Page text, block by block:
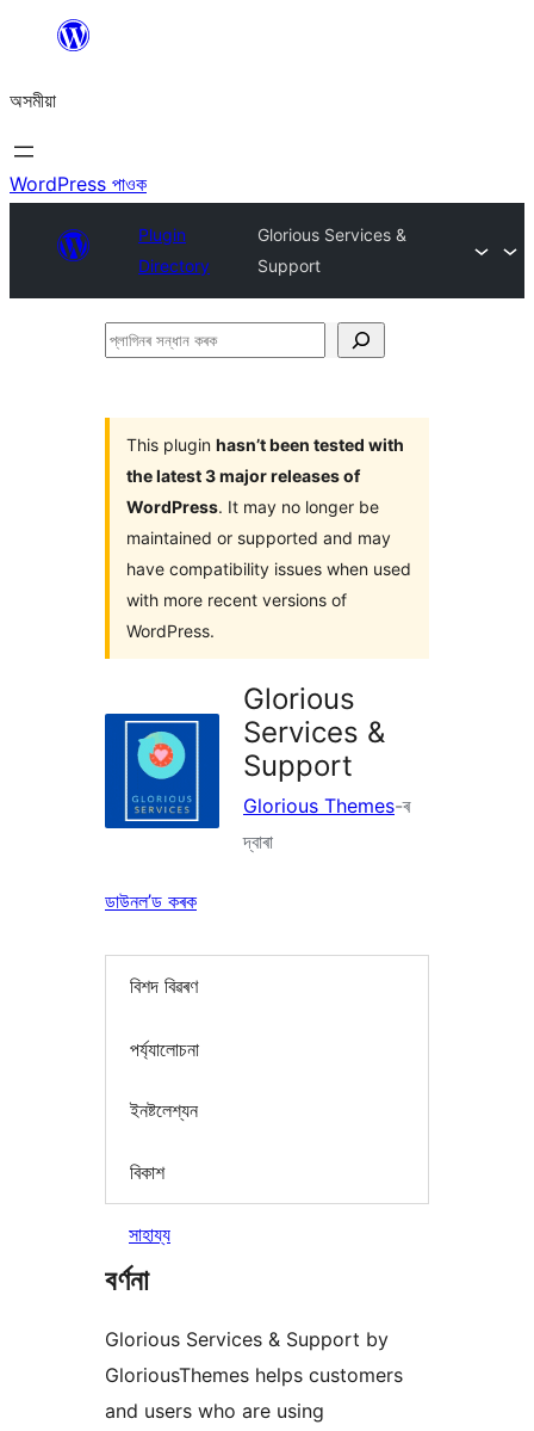
বিষয়বস্তুলৈ
যাওক
অসমীয়া
WordPress পাওক
Plugin
Directory
Glorious Services &
Support
প্লাগিনৰ
This plugin hasn’t been tested with
the latest 3 major releases of
WordPress. It may no longer be
maintained or supported and may
have compatibility issues when used
with more recent versions of
WordPress.
Glorious
Services &
Support
Glorious Themes-ৰ
দ্বাৰা
ডাউনল’ড কৰক
বিশদ বিৱৰণ
পৰ্য্যালোচনা
ইনষ্টলেশ্যন
বিকাশ
সাহায্য
বৰ্ণনা
Glorious Services & Support by
GloriousThemes helps customers
and users who are using